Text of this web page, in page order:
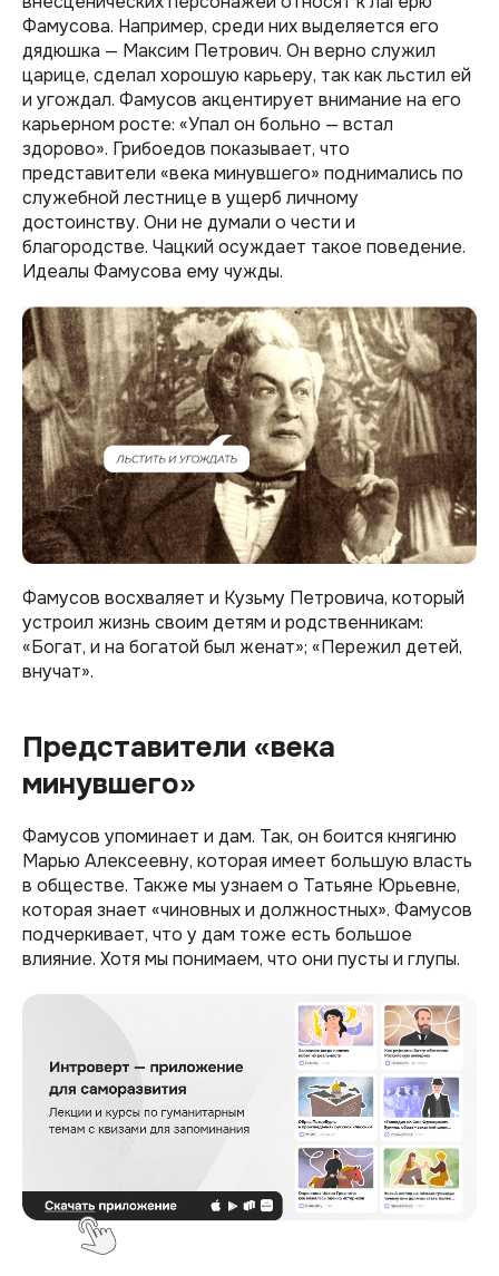
Фамусова. Например, среди них выделяется его
дядюшка — Максим Петрович. Он верно служил
царице, сделал хорошую карьеру, так как льстил ей
и угождал. Фамусов акцентирует внимание на его
карьерном росте: «Упал он больно — встал
здорово». Грибоедов показывает, что
представители «века минувшего» поднимались по
служебной лестнице в ущерб личному
достоинству. Они не думали о чести и
благородстве. Чацкий осуждает такое поведение.
Идеалы Фамусова ему чужды.
Фамусов восхваляет и Кузьму Петровича, который
устроил жизнь своим детям и родственникам:
«Богат, и на богатой был женат»; «Пережил детей,
внучат».
Представители «века
минувшего»
Фамусов упоминает и дам. Так, он боится княгиню
Марью Алексеевну, которая имеет большую власть
в обществе. Также мы узнаем о Татьяне Юрьевне,
которая знает «чиновных и должностных». Фамусов
подчеркивает, что у дам тоже есть большое
влияние. Хотя мы понимаем, что они пусты и глупы.